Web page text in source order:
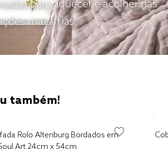
para aquecer e acolher nas
mais frias.
também!
Rolo Altenburg Bordados em
Art 24cm x 54cm